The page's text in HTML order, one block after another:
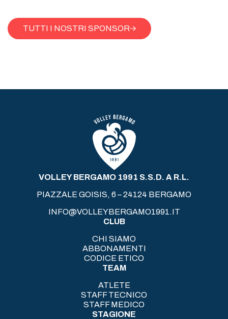
TUTTI I NOSTRI SPONSOR
VOLLEY BERGAMO 1991 S.S.D. A R.L.
PIAZZALE GOISIS, 6 – 24124 BERGAMO
INFO@VOLLEYBERGAMO1991.IT
CLUB
CHI SIAMO
ABBONAMENTI
CODICE ETICO
TEAM
ATLETE
STAFF TECNICO
STAFF MEDICO
STAGIONE